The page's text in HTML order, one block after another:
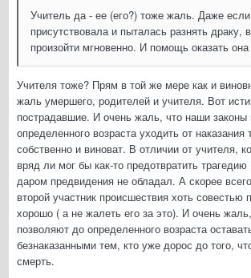
Учитель да - ее (его?) тоже жаль. Даже
присутствовала и пыталась разнять драку,
произойти мгновенно. И помощь оказать
Учителя тоже? Прям в той же мере как и
жаль умершего, родителей и учителя. Вот
пострадавшие. И очень жаль, что наши законы
определенного возраста уходить от наказания
собственно и виноват. В отличии от учителя,
вряд ли мог бы как-то предотвратить
даром предвидения не обладал. А скорее
второй участник происшествия хоть совестью
хорошо ( а не жалеть его за это). И очень
позволяют до определенного возраста
безнаказанными тем, кто уже дорос до того,
смерть.